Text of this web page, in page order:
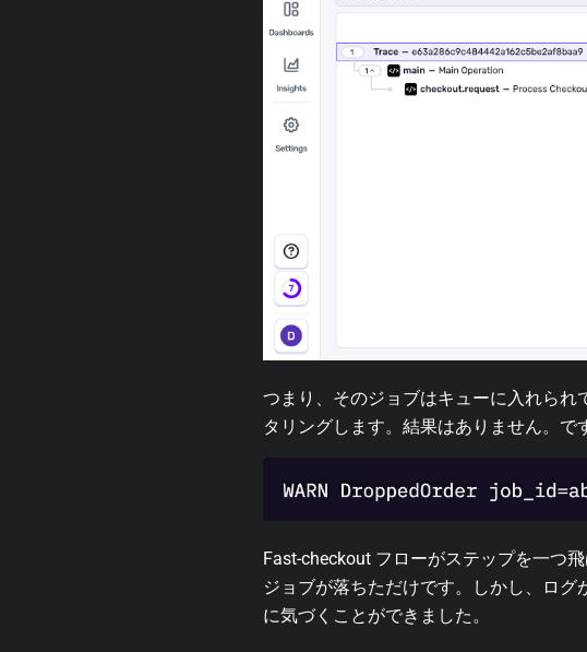
つまり、そのジョブはキューに入れられ
タリングします。結果はありません。で
Fast-checkout フローがステップを一つ
ジョブが落ちただけです。しかし、ロ
に気づくことができました。